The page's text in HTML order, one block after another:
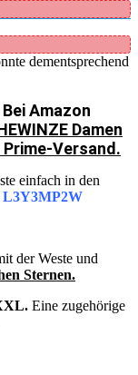
dementsprechend
Amazon
Damen
Versand.
einfach in den
L3Y3MP2W
der Weste und
Sternen.
Eine zugehörige